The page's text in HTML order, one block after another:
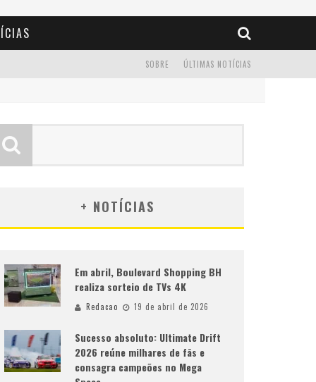
ÚLTIMAS NOTÍCIAS
SOBRE
+ NOTÍCIAS
Em abril, Boulevard Shopping BH
realiza sorteio de TVs 4K
Redacao 19 de abril de 2026
Sucesso absoluto: Ultimate Drift
2026 reúne milhares de fãs e
consagra campeões no Mega